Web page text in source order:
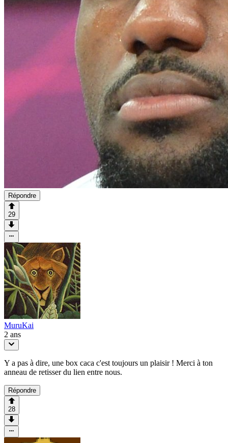
Répondre
29
MuruKai
2 ans
Y a pas à dire, une box caca c'est toujours un plaisir ! Merci à ton
anneau de retisser du lien entre nous.
Répondre
28